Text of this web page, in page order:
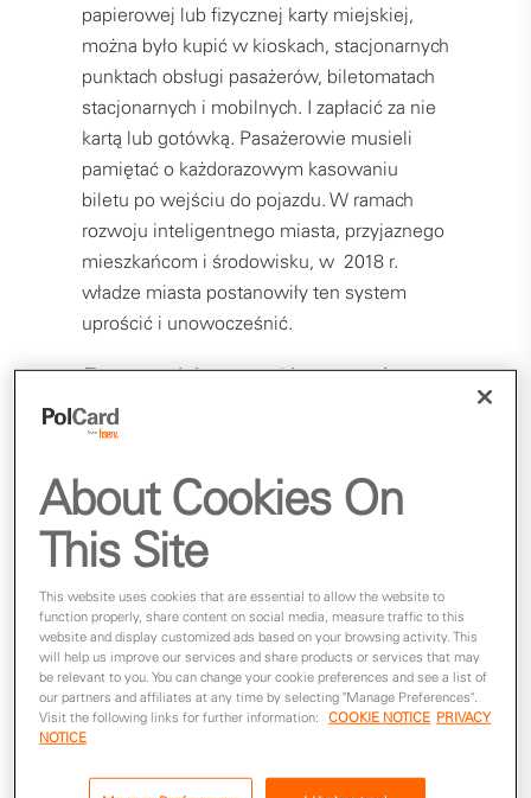
papierowej lub fizycznej karty miejskiej,
można było kupić w kioskach, stacjonarnych
punktach obsługi pasażerów, biletomatach
stacjonarnych i mobilnych. I zapłacić za nie
kartą lub gotówką. Pasażerowie musieli
pamiętać o każdorazowym kasowaniu
biletu po wejściu do pojazdu. W ramach
rozwoju inteligentnego miasta, przyjaznego
mieszkańcom i środowisku, w 2018 r.
władze miasta postanowiły ten system
uprościć i unowocześnić.
Początki współpracy i
największe wyzwania
W Polcard już od wielu lat pomagamy
miastom wdrażać najnowocześniejsze
rozwiązania wspierające rozwój smart
cities. Biletomaty, parkometry i opłatomaty
wyposażone w nasz system płatności
obecne są już w wielu punktach na mapie
Polski.
Wspólnie z Miastem Wrocław i Mennicą
Polską oraz z partnerami – Mastercard i Visa
– opracowaliśmy innowacyjny i inteligentny
About Cookies On
This Site
This website uses cookies that are essential to allow the website to
function properly, share content on social media, measure traffic to this
website and display customized ads based on your browsing activity. This
will help us improve our services and share products or services that may
be relevant to you. You can change your cookie preferences and see a list of
our partners and affiliates at any time by selecting "Manage Preferences".
Visit the following links for further information:
COOKIE NOTICE PRIVACY
NOTICE